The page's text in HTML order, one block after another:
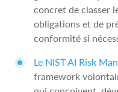
concret de classer
obligations et de
conformité si
Le NIST AI Risk
framework